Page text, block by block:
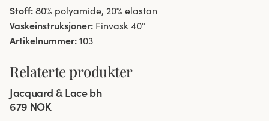
Stoff: 80% polyamide, 20% elastan
Vaskeinstruksjoner: Finvask 40°
Artikelnummer: 103
Relaterte produkter
Ny farge
Jacquard & Lace bh
679 NOK